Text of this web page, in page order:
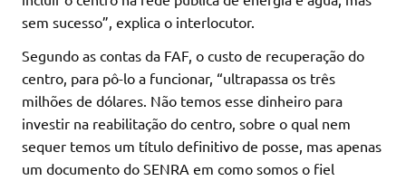
sem sucesso”, explica o interlocutor.
Segundo as contas da FAF, o custo de recuperação do
centro, para pô-lo a funcionar, “ultrapassa os três
milhões de dólares. Não temos esse dinheiro para
investir na reabilitação do centro, sobre o qual nem
sequer temos um título definitivo de posse, mas apenas
um documento do SENRA em como somos o fiel